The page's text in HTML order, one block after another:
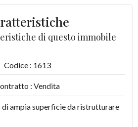
di questo immobile
Codice : 1613
: Vendita
ampia superficie da ristrutturare